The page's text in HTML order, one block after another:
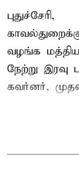
புதுச்சேரி,
வழங்க
நேற்று இரவு
கவர்னர்,